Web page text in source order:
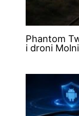
Phantom
i droni